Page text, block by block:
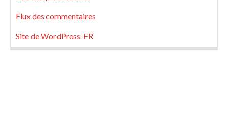
Flux des commentaires
Site de WordPress-FR